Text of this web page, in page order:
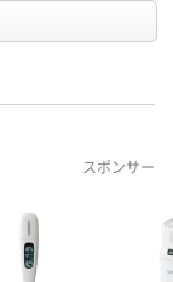
スポンサー